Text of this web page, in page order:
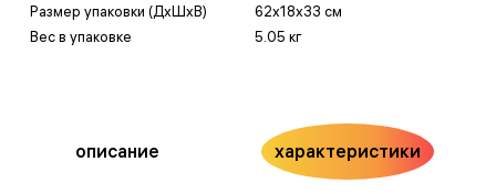
Размер упаковки (ДxШxВ)
62x18x33 см
Вес в упаковке
5.05 кг
описание характеристики